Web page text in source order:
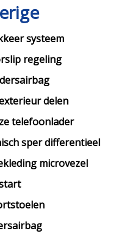
systeem
regeling
delen
telefoonlader
sper differentieel
microvezel